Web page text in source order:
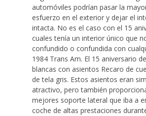
automóviles podrían pasar la
esfuerzo en el exterior y dejar el
intacta. No es el caso con el 15
cuales tenía un interior único que
confundido o confundida con
1984 Trans Am. El 15 aniversario
blancas con asientos Recaro de
de tela gris. Estos asientos eran
atractivo, pero también
mejores soporte lateral que iba a
coche de altas prestaciones